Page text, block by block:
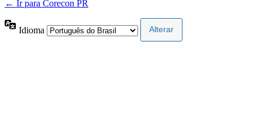
← Ir para Corecon PR
Idioma